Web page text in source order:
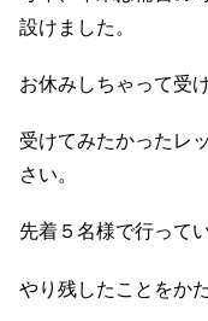
設けました。
お休みしちゃって受
受けてみたかったレ
さい。
先着５名様で行って
やり残したことをか